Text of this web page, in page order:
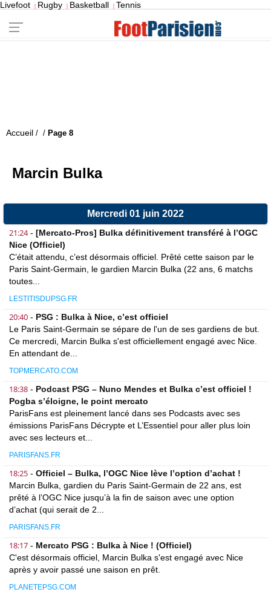
Livefoot | Rugby | Basketball | Tennis
Accueil / / Page 8
Marcin Bulka
Mercredi 01 juin 2022
21:24- [Mercato-Pros] Bulka définitivement transféré à l’OGC
Nice (Officiel)
C’était attendu, c’est désormais officiel. Prêté cette saison par le
Paris Saint-Germain, le gardien Marcin Bulka (22 ans, 6 matchs
toutes...
LESTITISDUPSG.FR
20:40 - PSG : Bulka à Nice, c’est officiel
Le Paris Saint-Germain se sépare de l'un de ses gardiens de but.
Ce mercredi, Marcin Bulka s'est officiellement engagé avec Nice.
En attendant de...
TOPMERCATO.COM
18:38 - Podcast PSG – Nuno Mendes et Bulka c’est officiel !
Pogba s’éloigne, le point mercato
ParisFans est pleinement lancé dans ses Podcasts avec ses
émissions ParisFans Décrypte et L’Essentiel pour aller plus loin
avec ses lecteurs et...
PARISFANS.FR
18:25 - Officiel – Bulka, l’OGC Nice lève l’option d’achat !
Marcin Bulka, gardien du Paris Saint-Germain de 22 ans, est
prêté à l’OGC Nice jusqu’à la fin de saison avec une option
d’achat (qui serait de 2...
PARISFANS.FR
18:17 - Mercato PSG : Bulka à Nice ! (Officiel)
C'est désormais officiel, Marcin Bulka s'est engagé avec Nice
après y avoir passé une saison en prêt.
PLANETEPSG.COM